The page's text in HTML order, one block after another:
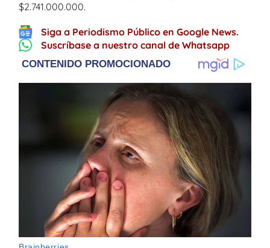
$2.741.000.000.
Siga a Periodismo Público en Google News.
Suscríbase a nuestro canal de Whatsapp